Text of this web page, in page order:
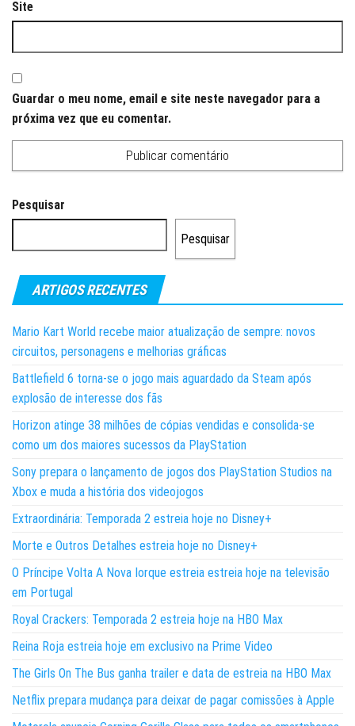
Site
Guardar o meu nome, email e site neste navegador para a
próxima vez que eu comentar.
Pesquisar
Pesquisar
ARTIGOS RECENTES
Mario Kart World recebe maior atualização de sempre: novos
circuitos, personagens e melhorias gráficas
Battlefield 6 torna-se o jogo mais aguardado da Steam após
explosão de interesse dos fãs
Horizon atinge 38 milhões de cópias vendidas e consolida-se
como um dos maiores sucessos da PlayStation
Sony prepara o lançamento de jogos dos PlayStation Studios na
Xbox e muda a história dos videojogos
Extraordinária: Temporada 2 estreia hoje no Disney+
Morte e Outros Detalhes estreia hoje no Disney+
O Príncipe Volta A Nova Iorque estreia estreia hoje na televisão
em Portugal
Royal Crackers: Temporada 2 estreia hoje na HBO Max
Reina Roja estreia hoje em exclusivo na Prime Video
The Girls On The Bus ganha trailer e data de estreia na HBO Max
Netflix prepara mudança para deixar de pagar comissões à Apple